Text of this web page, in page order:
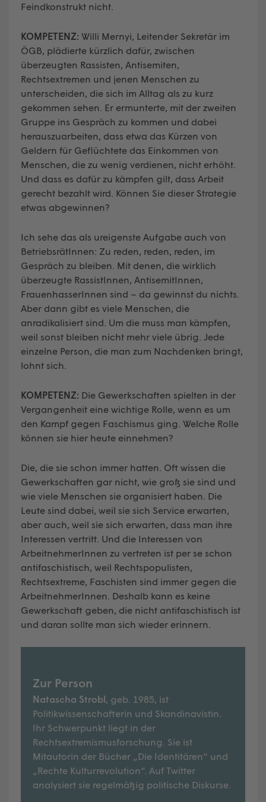
Feindkonstrukt nicht.
KOMPETENZ: Willi Mernyi, Leitender Sekretär im
ÖGB, plädierte kürzlich dafür, zwischen
überzeugten Rassisten, Antisemiten,
Rechtsextremen und jenen Menschen zu
unterscheiden, die sich im Alltag als zu kurz
gekommen sehen. Er ermunterte, mit der zweiten
Gruppe ins Gespräch zu kommen und dabei
herauszuarbeiten, dass etwa das Kürzen von
Geldern für Geflüchtete das Einkommen von
Menschen, die zu wenig verdienen, nicht erhöht.
Und dass es dafür zu kämpfen gilt, dass Arbeit
gerecht bezahlt wird. Können Sie dieser Strategie
etwas abgewinnen?
Ich sehe das als ureigenste Aufgabe auch von
BetriebsrätInnen: Zu reden, reden, reden, im
Gespräch zu bleiben. Mit denen, die wirklich
überzeugte RassistInnen, AntisemitInnen,
FrauenhasserInnen sind – da gewinnst du nichts.
Aber dann gibt es viele Menschen, die
anradikalisiert sind. Um die muss man kämpfen,
weil sonst bleiben nicht mehr viele übrig. Jede
einzelne Person, die man zum Nachdenken bringt,
lohnt sich.
KOMPETENZ: Die Gewerkschaften spielten in der
Vergangenheit eine wichtige Rolle, wenn es um
den Kampf gegen Faschismus ging. Welche Rolle
können sie hier heute einnehmen?
Die, die sie schon immer hatten. Oft wissen die
Gewerkschaften gar nicht, wie groß sie sind und
wie viele Menschen sie organisiert haben. Die
Leute sind dabei, weil sie sich Service erwarten,
aber auch, weil sie sich erwarten, dass man ihre
Interessen vertritt. Und die Interessen von
ArbeitnehmerInnen zu vertreten ist per se schon
antifaschistisch, weil Rechtspopulisten,
Rechtsextreme, Faschisten sind immer gegen die
ArbeitnehmerInnen. Deshalb kann es keine
Gewerkschaft geben, die nicht antifaschistisch ist
und daran sollte man sich wieder erinnern.
Zur Person
Natascha Strobl, geb. 1985, ist
Politikwissenschafterin und Skandinavistin.
Ihr Schwerpunkt liegt in der
Rechtsextremismusforschung. Sie ist
Mitautorin der Bücher „Die Identitären“ und
„Rechte Kulturrevolution“. Auf Twitter
analysiert sie regelmäßig politische Diskurse.